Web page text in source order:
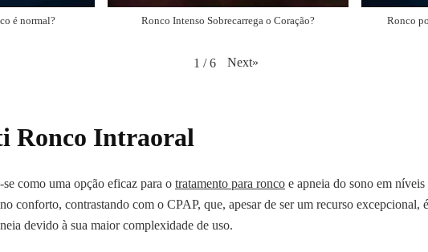
é normal? Ronco Intenso Sobrecarrega o Coração? Ronco
1 / 6 Next»
Ronco Intraoral
como uma opção eficaz para o tratamento para ronco e apneia do sono em
conforto, contrastando com o CPAP, que, apesar de ser um recurso excepcional,
devido à sua maior complexidade de uso.